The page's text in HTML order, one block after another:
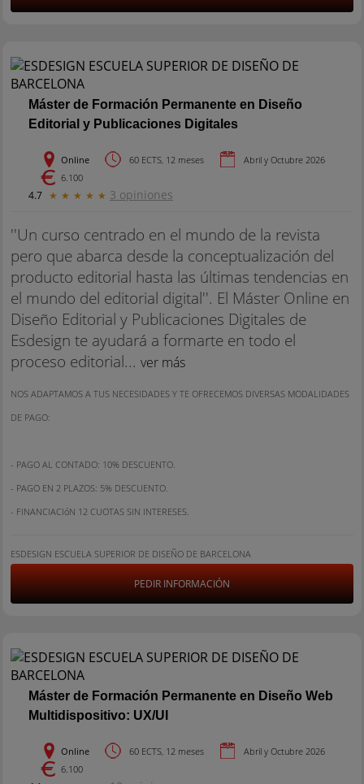
Máster de Formación Permanente en Diseño
Editorial y Publicaciones Digitales
Online 60 ECTS, 12 meses
Abril y Octubre 2026
6.100
4.7 ★ ★ ★ ★ ★ 3 opiniones
''Un curso centrado en el mundo de la revista
pero que abarca desde la conceptualización del
producto editorial hasta las últimas tendencias en
el mundo del editorial digital''. El Máster Online en
Diseño Editorial y Publicaciones Digitales de
Esdesign te ayudará a formarte en todo el
proceso editorial... ver más
NOS ADAPTAMOS A TUS NECESIDADES Y TE OFRECEMOS DIVERSAS MODALIDADES
DE PAGO:
- PAGO AL CONTADO: 10% DESCUENTO.
- PAGO EN 2 PLAZOS: 5% DESCUENTO.
- FINANCIACIóN 12 CUOTAS SIN INTERESES.
ESDESIGN ESCUELA SUPERIOR DE DISEÑO DE BARCELONA
PEDIR INFORMACIÓN
Máster de Formación Permanente en Diseño Web
Multidispositivo: UX/UI
Online 60 ECTS, 12 meses
Abril y Octubre 2026
6.100